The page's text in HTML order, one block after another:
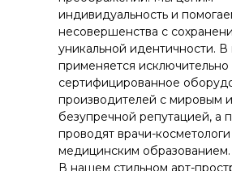
индивидуальность и
несовершенства с
уникальной идентичности. В
применяется исключительно
сертифицированное
производителей с мировым
безупречной репутацией, а
проводят врачи-
медицинским образованием.
В нашем стильном арт-